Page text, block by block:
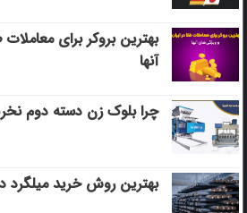
بهترین بروکر برای
آنها
چرا بلوک زن دسته دوم
بهترین روش خرید میلگرد در